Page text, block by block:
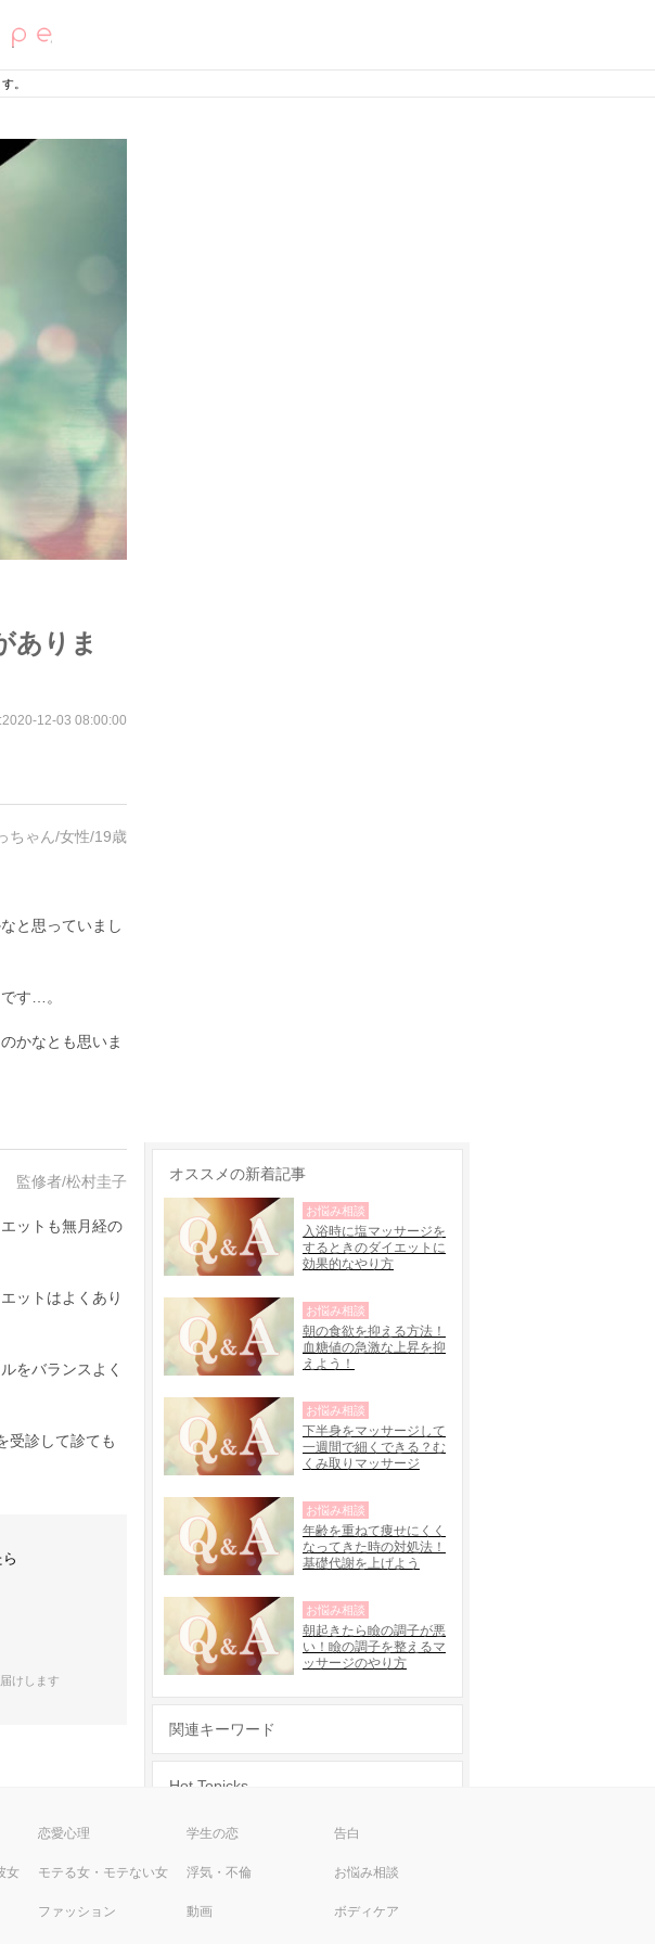
恋愛レシピ
。
ありま
2020-12-03 08:00:00
ちゃん/女性/19歳
と思っていまし
す…。
かなとも思いま
監修者/松村圭子
ットも無月経の
ットはよくあり
をバランスよく
受診して診ても
けします
オススメの新着記事
入浴時に塩マッサージを
するときのダイエットに
効果的なやり方
お悩み相談
朝の食欲を抑える方法！
血糖値の急激な上昇を抑
えよう！
お悩み相談
下半身をマッサージして
一週間で細くできる？む
くみ取りマッサージ
お悩み相談
年齢を重ねて痩せにくく
なってきた時の対処法！
基礎代謝を上げよう
お悩み相談
朝起きたら瞼の調子が悪
い！瞼の調子を整えるマ
ッサージのやり方
お悩み相談
関連キーワード
Hot Topicks
恋愛心理 学生の恋 告白
女 モテる女・モテない女 浮気・不倫 お悩み相談
ファッション 動画 ボディケア